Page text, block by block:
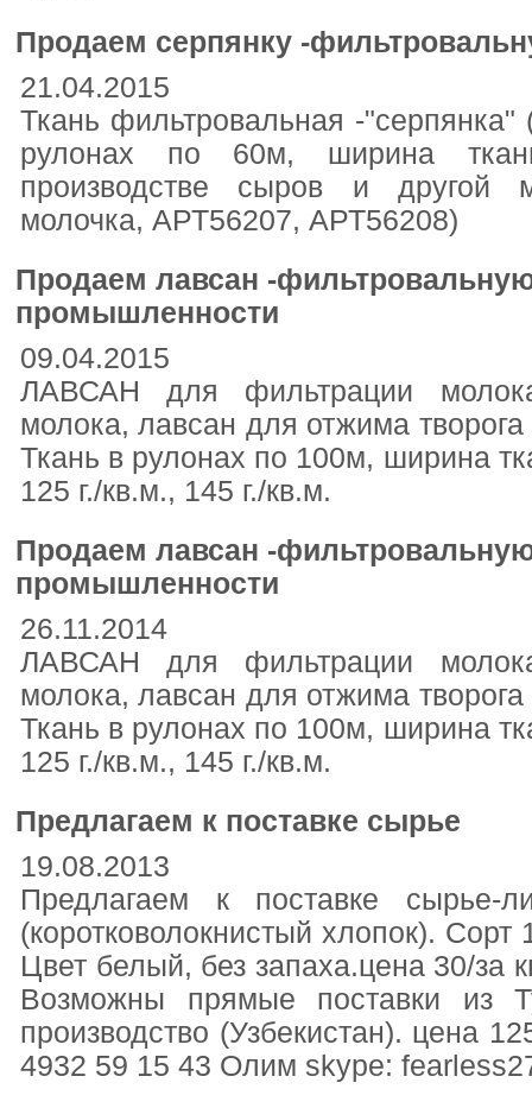
Продаем серпянку -
21.04.2015
Ткань фильтровальная -"серпянка"
рулонах по 60м, ширина
производстве сыров и другой
молочка, АРТ56207, АРТ56208)
Продаем лавсан -
промышленности
09.04.2015
ЛАВСАН для фильтрации
молока, лавсан для отжима
Ткань в рулонах по 100м, ширина
125 г./кв.м., 145 г./кв.м.
Продаем лавсан -
промышленности
26.11.2014
ЛАВСАН для фильтрации
молока, лавсан для отжима
Ткань в рулонах по 100м, ширина
125 г./кв.м., 145 г./кв.м.
Предлагаем к поставке сырье
19.08.2013
Предлагаем к поставке сырье-
(коротковолокнистый хлопок).
Цвет белый, без запаха.цена 30/за
Возможны прямые поставки из
производство (Узбекистан). цена
4932 59 15 43 Олим skype: